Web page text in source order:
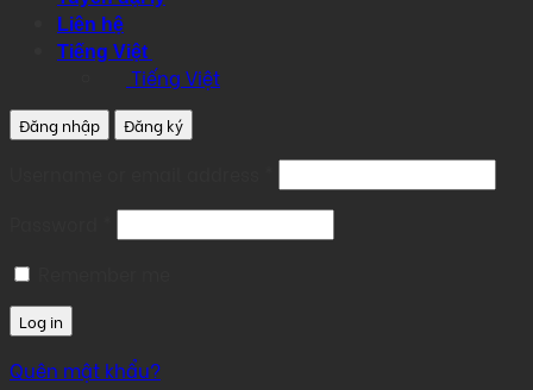
Liên hệ
Tiếng Việt
Tiếng Việt
Đăng nhập Đăng ký
Log in
Quên mật khẩu?